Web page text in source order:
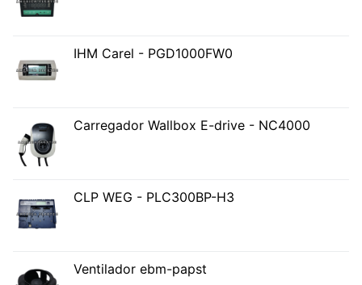
IHM Carel - PGD1000FW0
Carregador Wallbox E-drive - NC4000
CLP WEG - PLC300BP-H3
Ventilador ebm-papst